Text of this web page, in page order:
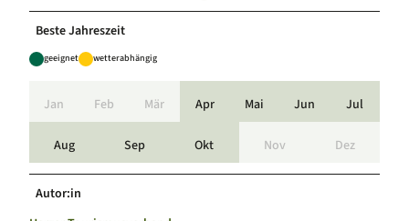
Beste Jahreszeit
geeignet wetterabhängig
Jan Feb Mär Apr Mai Jun Jul
Aug Sep Okt Nov Dez
Autor:in